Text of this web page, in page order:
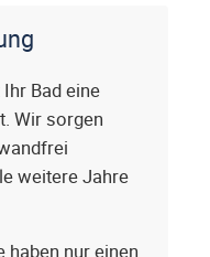
Bad eine
Wir sorgen
weitere Jahre
haben nur einen